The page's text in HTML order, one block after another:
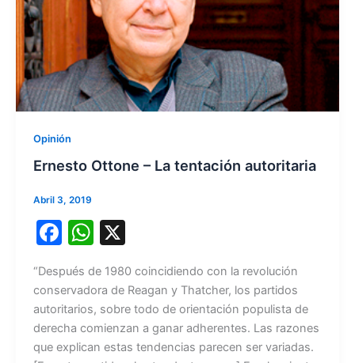
Opinión
Ernesto Ottone – La tentación autoritaria
Abril 3, 2019
F
c
e
b
W
at
s
A
X
“Después de 1980 coincidiendo con la revolución
conservadora de Reagan y Thatcher, los partidos
autoritarios, sobre todo de orientación populista de
derecha comienzan a ganar adherentes. Las razones
que explican estas tendencias parecen ser variadas.